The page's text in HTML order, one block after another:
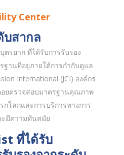
Center
บสากล
ตรยาก ที่ได้รับการรับรอง
ฐานที่อยู่ภายใต้การกำกับดูแล
International (JCI) องค์กร
อยตรวจสอบมาตรฐานคุณภาพ
โลกและการบริการทางการ
มีความทันสมัย
ที่ได้รับ